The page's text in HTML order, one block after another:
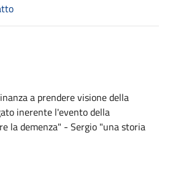
a prendere visione della
inerente l'evento della
la demenza" - Sergio "una storia